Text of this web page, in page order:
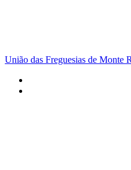
União das Freguesias de Monte